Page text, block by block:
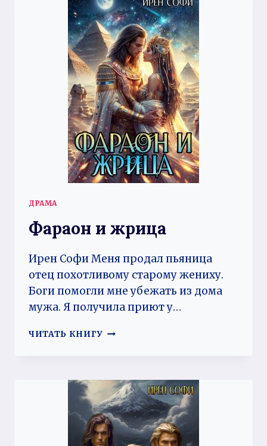
ДРАМА
Фараон и жрица
Ирен Софи Меня продал пьяница
отец похотливому старому жениху.
Боги помогли мне убежать из дома
мужа. Я получила приют у…
ЧИТАТЬ КНИГУ ФАРАОН